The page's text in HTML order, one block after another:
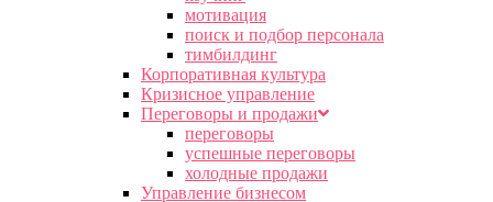
мотивация
поиск и подбор персонала
тимбилдинг
Корпоративная культура
Кризисное управление
Переговоры и продажи
переговоры
успешные переговоры
холодные продажи
Управление бизнесом